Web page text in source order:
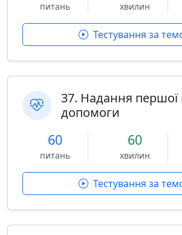
питань хвилин
Тестування за
37. Надання першої
допомоги
60
питань
60
хвилин
Тестування за